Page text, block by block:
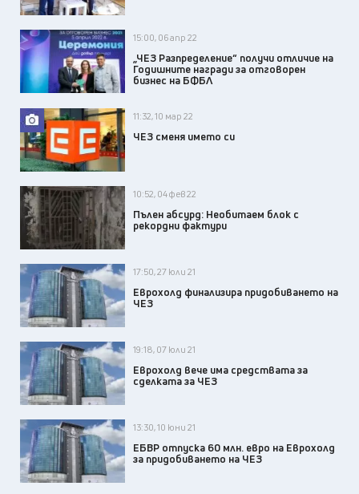
15:00, 06 апр 22
„ЧЕЗ Разпределение“ получи отличие на
Годишните награди за отговорен
бизнес на БФБЛ
11:32, 10 мар 22
ЧЕЗ сменя името си
10:52, 04 фев 22
Пълен абсурд: Необитаем блок с
рекордни фактури
17:50, 27 юли 21
Еврохолд финализира придобиването на
ЧЕЗ
19:18, 07 юли 21
Еврохолд вече има средствата за
сделката за ЧЕЗ
13:30, 10 юни 21
ЕБВР отпуска 60 млн. евро на Еврохолд
за придобиването на ЧЕЗ